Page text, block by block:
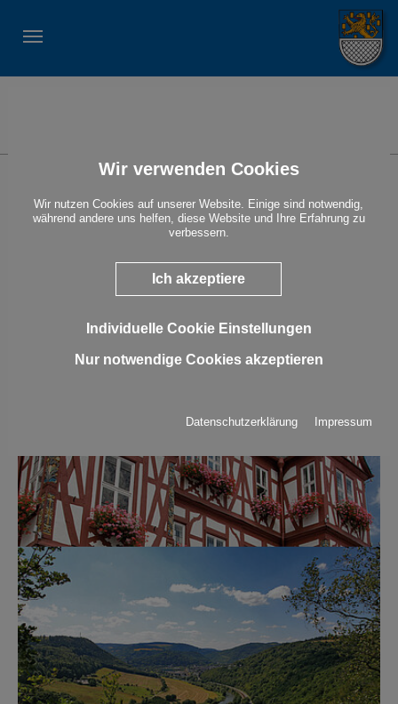
Wir verwenden Cookies
Wir nutzen Cookies auf unserer Website. Einige sind notwendig,
während andere uns helfen, diese Website und Ihre Erfahrung zu
verbessern.
Ich akzeptiere
Individuelle Cookie Einstellungen
Nur notwendige Cookies akzeptieren
Datenschutzerklärung Impressum
15.11.2026 11:30 Uhr
Ort: Friedhof Bergnassau-Scheuern
« Alle Veranstaltungen anzeigen
Show larger version for: